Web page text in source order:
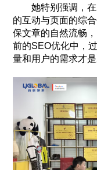
她特别强调，在
的互动与页面的综
保文章的自然流畅
前的SEO优化中，
量和用户的需求才